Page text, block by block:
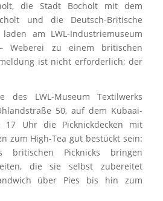
die Stadt Bocholt mit dem
und die Deutsch-Britische
am LWL-Industriemuseum
Weberei zu einem britischen
ist nicht erforderlich; der
des LWL-Museum Textilwerks
50, auf dem Kubaai-
17 Uhr die Picknickdecken mit
zum High-Tea gut bestückt sein:
britischen Picknicks bringen
die sie selbst zubereitet
über Pies bis hin zum